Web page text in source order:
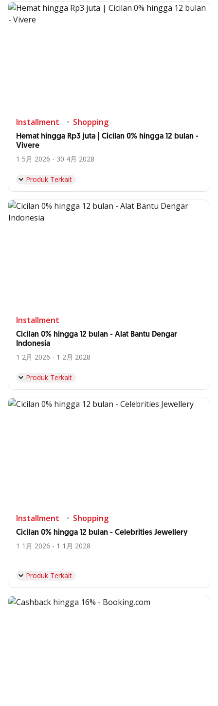
Installment Shopping
Hemat hingga Rp3 juta | Cicilan 0% hingga 12 bulan -
Vivere
1 5月 2026 - 30 4月 2028
Produk Terkait
Installment
Cicilan 0% hingga 12 bulan - Alat Bantu Dengar
Indonesia
1 2月 2026 - 1 2月 2028
Produk Terkait
Installment Shopping
Cicilan 0% hingga 12 bulan - Celebrities Jewellery
1 1月 2026 - 1 1月 2028
Produk Terkait